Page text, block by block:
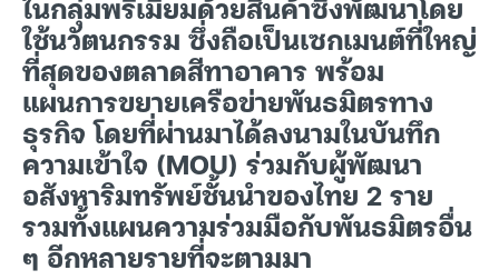
ใช้นวัตนกรรม ซึ่งถือเป็นเซกเมนต์ที่ใหญ่
ที่สุดของตลาดสีทาอาคาร พร้อม
แผนการขยายเครือข่ายพันธมิตรทาง
ธุรกิจ โดยที่ผ่านมาได้ลงนามในบันทึก
ความเข้าใจ (MOU) ร่วมกับผู้พัฒนา
อสังหาริมทรัพย์ชั้นนำของไทย 2 ราย
รวมทั้งแผนความร่วมมือกับพันธมิตรอื่น
ๆ อีกหลายรายที่จะตามมา